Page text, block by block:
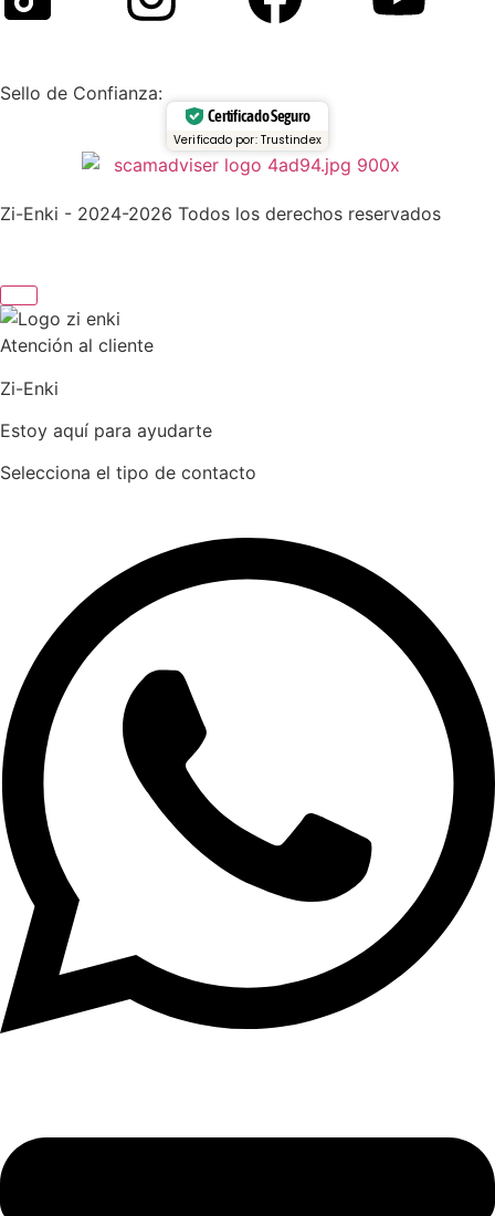
Sello de Confianza:
Certificado Seguro
Verificado por: Trustindex
Zi-Enki - 2024-2026 Todos los derechos reservados
Atención al cliente
Zi-Enki
Estoy aquí para ayudarte
Selecciona el tipo de contacto